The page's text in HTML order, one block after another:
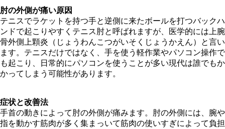
肘の外側が痛い原因
テニスでラケットを持つ手と逆側に来たボールを打つバックハ
ンドで起こりやすくテニス肘と呼ばれますが、医学的には上腕
骨外側上顆炎（じょうわんこつがいそくじょうかえん）と言い
ます。テニスだけではなく、手を使う軽作業やパソコン操作で
も起こり、日常的にパソコンを使うことが多い現代は誰でもか
かってしまう可能性があります。
症状と改善法
手首の動きによって肘の外側が痛みます。肘の外側には、腕や
指を動かす筋肉が多く集まっいて筋肉の使いすぎによって負担